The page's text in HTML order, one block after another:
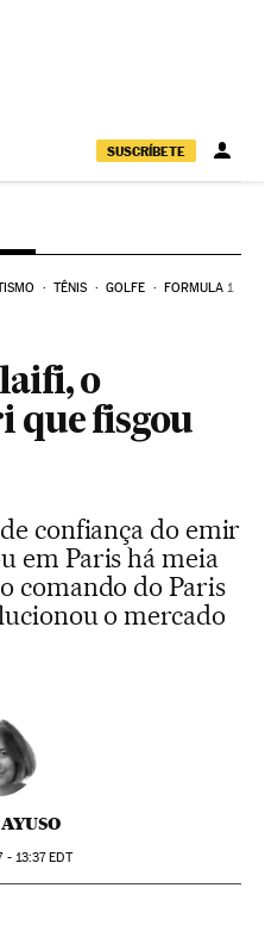
SUSCRÍBETE
TÊNIS GOLFE FORMULA 1
o
que fisgou
confiança do emir
em Paris há meia
comando do Paris
o mercado
- 13:37EDT